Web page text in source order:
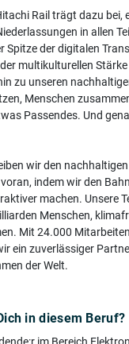
Rail trägt dazu bei,
in allen
Spitze der digitalen
multikulturellen
zu unseren
Menschen
Passendes. Und
wir den nachhaltigen
indem wir den
machen. Unsere
Menschen,
Mit 24.000
ein zuverlässiger
der Welt.
in diesem Beruf?
im Bereich